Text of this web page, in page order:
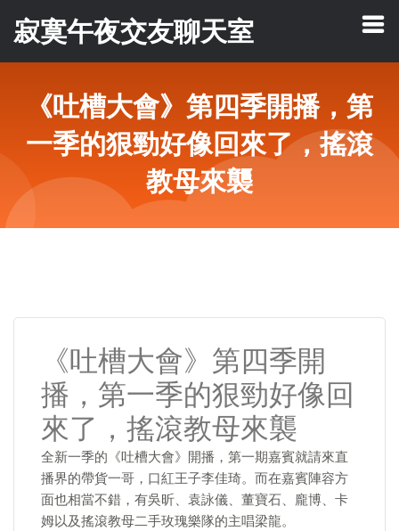
寂寞午夜交友聊天室
《吐槽大會》第四季開播，第
一季的狠勁好像回來了，搖滾
教母來襲
《吐槽大會》第四季開
播，第一季的狠勁好像回
來了，搖滾教母來襲
全新一季的《吐槽大會》開播，第一期嘉賓就請來直
播界的帶貨一哥，口紅王子李佳琦。而在嘉賓陣容方
面也相當不錯，有吳昕、袁詠儀、董寶石、龐博、卡
姆以及搖滾教母二手玫瑰樂隊的主唱梁龍。